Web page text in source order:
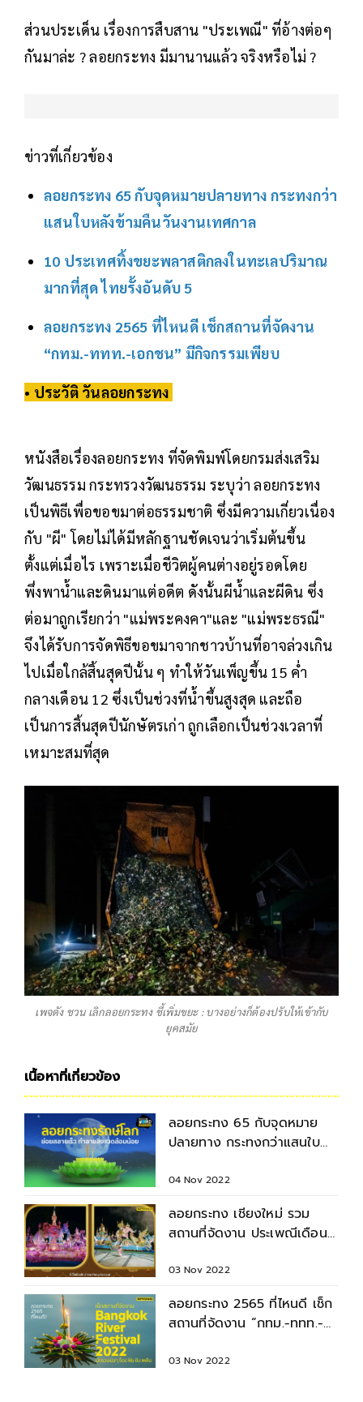
ส่วนประเด็น เรื่องการสืบสาน "ประเพณี" ที่อ้างต่อๆ
กันมาล่ะ ? ลอยกระทง มีมานานแล้ว จริงหรือไม่ ?
ข่าวที่เกี่ยวข้อง
ลอยกระทง 65 กับจุดหมายปลายทาง กระทงกว่า
แสนใบหลังข้ามคืนวันงานเทศกาล
10 ประเทศทิ้งขยะพลาสติกลงในทะเลปริมาณ
มากที่สุด ไทยรั้งอันดับ 5
ลอยกระทง 2565 ที่ไหนดี เช็กสถานที่จัดงาน
“กทม.-ททท.-เอกชน” มีกิจกรรมเพียบ
• ประวัติ วันลอยกระทง
หนังสือเรื่องลอยกระทง ที่จัดพิมพ์โดยกรมส่งเสริม
วัฒนธรรม กระทรวงวัฒนธรรม ระบุว่า ลอยกระทง
เป็นพิธีเพื่อขอขมาต่อธรรมชาติ ซึ่งมีความเกี่ยวเนื่อง
กับ "ผี" โดยไม่ได้มีหลักฐานชัดเจนว่าเริ่มต้นขึ้น
ตั้งแต่เมื่อไร เพราะเมื่อชีวิตผู้คนต่างอยู่รอดโดย
พึ่งพาน้ำและดินมาแต่อดีต ดังนั้นผีน้ำและผีดิน ซึ่ง
ต่อมาถูกเรียกว่า "แม่พระคงคา"และ "แม่พระธรณี"
จึงได้รับการจัดพิธีขอขมาจากชาวบ้านที่อาจล่วงเกิน
ไปเมื่อใกล้สิ้นสุดปีนั้น ๆ ทำให้วันเพ็ญขึ้น 15 ค่ำ
กลางเดือน 12 ซึ่งเป็นช่วงที่น้ำขึ้นสูงสุด และถือ
เป็นการสิ้นสุดปีนักษัตรเก่า ถูกเลือกเป็นช่วงเวลาที่
เหมาะสมที่สุด
เพจดัง ชวน เลิกลอยกระทง ชี้เพิ่มขยะ : บางอย่างก็ต้องปรับให้เข้ากับ
ยุคสมัย
เนื้อหาที่เกี่ยวข้อง
ลอยกระทง 65 กับจุดหมาย
ปลายทาง กระทงกว่าแสนใบ
04 Nov 2022
ลอยกระทง เชียงใหม่ รวม
สถานที่จัดงาน ประเพณีเดือนยี่
03 Nov 2022
ลอยกระทง 2565 ที่ไหนดี เช็ก
สถานที่จัดงาน “กทม.-ททท.-
03 Nov 2022